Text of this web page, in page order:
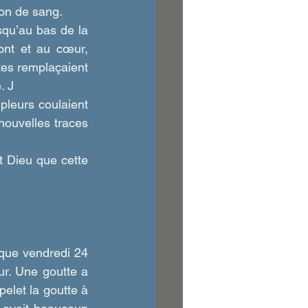
de sang.
bas de la
et au cœur,
remplaçaient
J
coulaient
traces
Dieu que cette
vendredi 24
Une goutte a
la goutte à